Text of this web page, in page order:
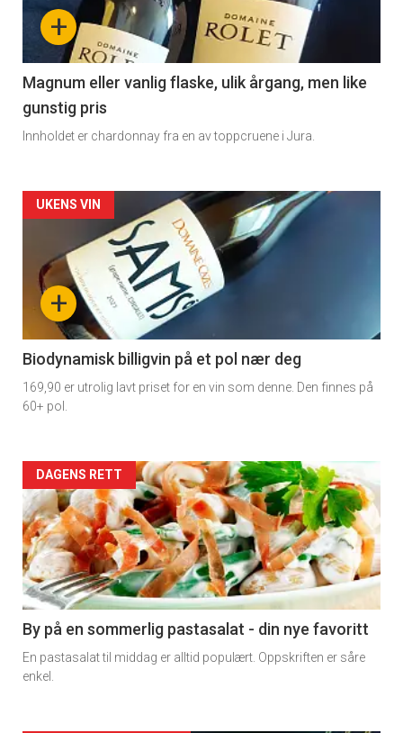
nå
3
+
Magnum eller vanlig flaske, ulik årgang, men like
gunstig pris
Innholdet er chardonnay fra en av toppcruene i Jura.
Forsiden
akkurat
nå
4
+
UKENS VIN
Biodynamisk billigvin på et pol nær deg
169,90 er utrolig lavt priset for en vin som denne. Den finnes på
60+ pol.
Forsiden
akkurat
nå
-
5
DAGENS RETT
By på en sommerlig pastasalat - din nye favoritt
En pastasalat til middag er alltid populært. Oppskriften er såre
enkel.